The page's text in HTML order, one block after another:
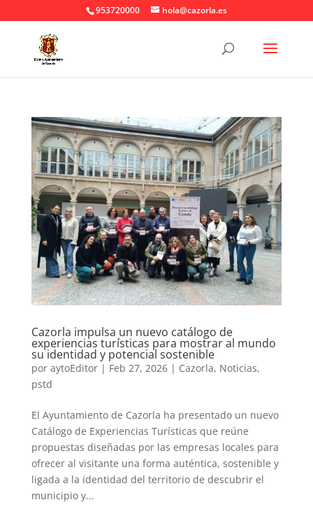
953720000 hola@cazorla.es
Cazorla impulsa un nuevo catálogo de
experiencias turísticas para mostrar al mundo
su identidad y potencial sostenible
por aytoEditor| Feb 27, 2026| Cazorla, Noticias,
pstd
El Ayuntamiento de Cazorla ha presentado un nuevo
Catálogo de Experiencias Turísticas que reúne
propuestas diseñadas por las empresas locales para
ofrecer al visitante una forma auténtica, sostenible y
ligada a la identidad del territorio de descubrir el
municipio y...